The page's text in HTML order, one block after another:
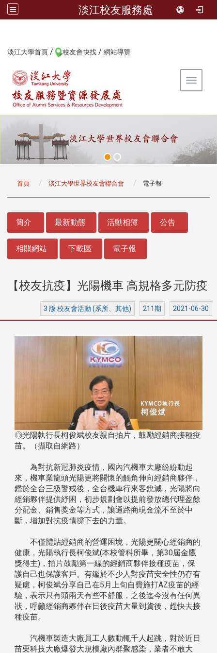
淡江校友服務處
淡江大學首頁 / 校友會快找 / 網站導覽
Toggle
首頁 淡江大學世界校友會聯合會 電子報
簡介 最新動態 活動相簿 公告
相關網站 下載區 電子報
【校友抗疫】光陽機車 高規格多元防疫
3 版 校友會活動 (系所、其他) 211期 2021-06-30
◎光陽執行長柯俊斌校友親自拍片，鼓勵經銷商接種疫
苗。（擷取自網路）
為對抗新冠肺炎疫情，國內汽機車大廠紛紛動起
來，機車業龍頭光陽更將關懷的觸角伸向經銷商夥伴，
鑑於全台三級警戒後，全台機車行來客銳減，光陽將向
經銷夥伴提供紓困，初步規劃會以提前發放總代理盈餘
分配金、銷售獎金等方式，讓通路商現金流不至於中
斷，增加對抗疫情撐下去的力量。
不僅體貼經銷商的營運困境，光陽更關心經銷商的
健康，光陽執行長柯俊斌(本校管科所畢，第30屆金鷹
獎得主)，拍片鼓勵第一線的經銷商夥伴接種疫苗，保
護自己也保護客戶。有鑑於不少人對疫苗安全性仍存有
疑慮，柯俊斌分享自己在5月上旬自費施打AZ疫苗的經
驗，表示只有頭兩天有些不舒服，之後迄今沒有任何異
狀，呼籲經銷商夥伴在日後疫苗大量到貨後，趕快去接
種疫苗。
汽機車製造大廠員工人數動輒千人起跳，對於近日
苗栗科技大廠爆發大規模廠內群聚感染，業者不敢大